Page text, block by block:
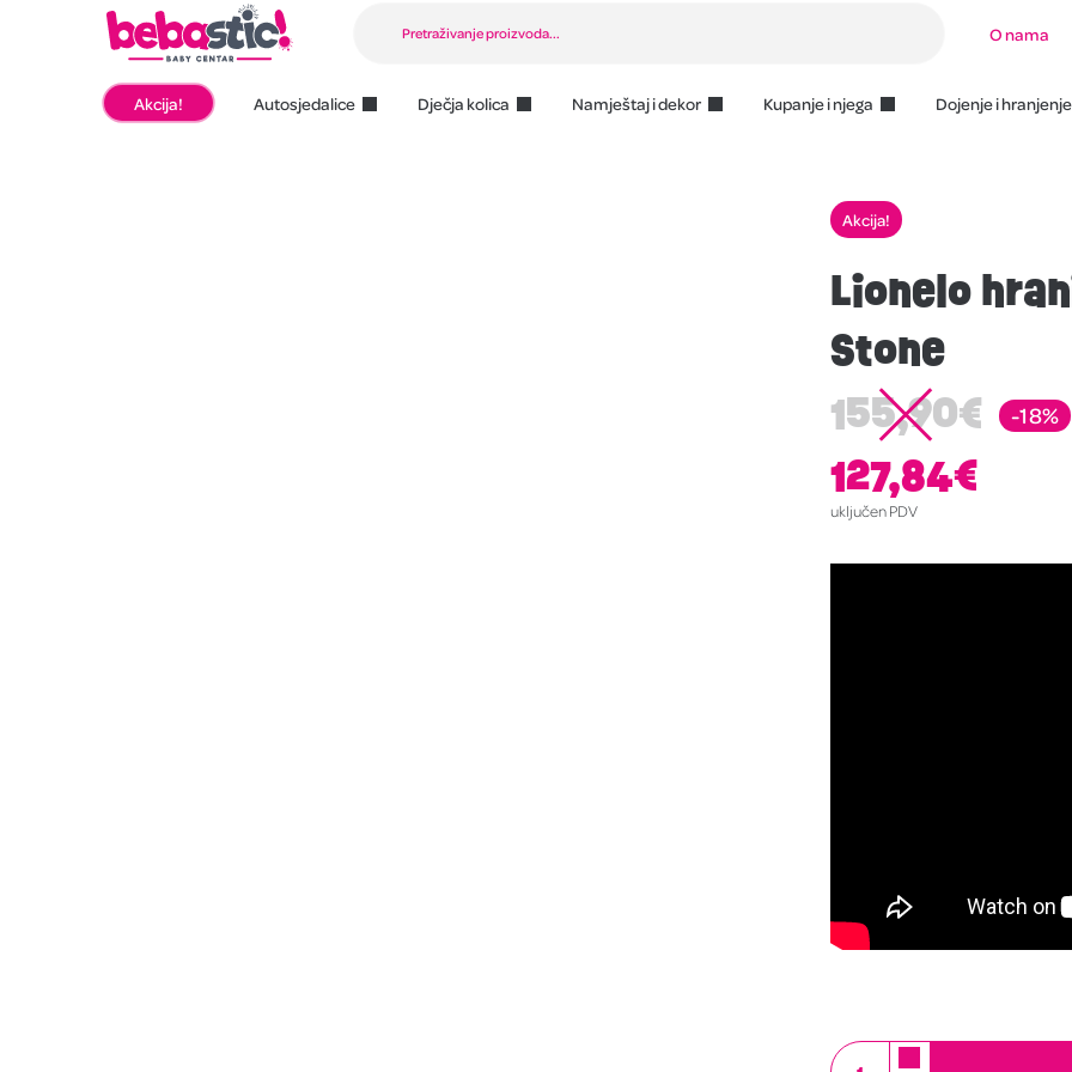
O nama
Akcija! Autosjedalice Dječja kolica Namještaj i dekor Kupanje i njega Dojenje i hranjenje
Akcija!
Lionelo
Stone
155,90€
127,84€
uključen PDV
-18%